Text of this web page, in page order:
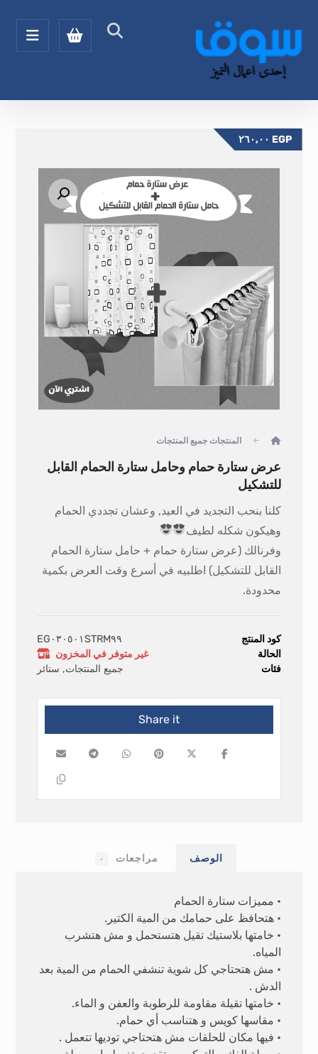
تكبير الصورة
المنتجات جميع المنتجات
عرض ستارة حمام وحامل ستارة الحمام القابل
للتشكيل
EGP
كلنا بنحب التجديد في العيد, وعشان تجددي الحمام
وهيكون شكله لطيف
وفرنالك (عرض ستارة حمام + حامل ستارة الحمام
القابل للتشكيل) اطلبيه في أسرع وقت العرض بكمية
محدودة.
كود المنتج
EG٠٣٠٥٠١STRM٩٩
الحالة
غير متوفر في المخزون
فئات
جميع المنتجات, ستائر
الوصف مراجعات ٠
• مميزات ستارة الحمام
• هتحافظ على حمامك من المية الكتير.
• خامتها بلاستيك تقيل هتستحمل و مش هتشرب
المياه.
• مش هتحتاجي كل شوية تنشفي الحمام من المية بعد
الدش .
• خامتها تقيلة مقاومة للرطوبة والعفن و الماء.
• مقاسها كويس و هتناسب أي حمام.
• فيها مكان للحلقات مش هتحتاجي توديها تتعمل .